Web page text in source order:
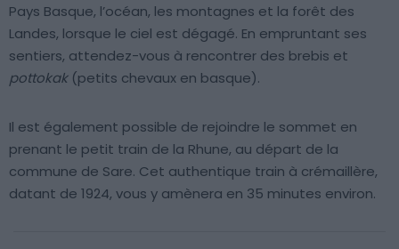
Pays Basque, l’océan, les montagnes et la forêt des
Landes, lorsque le ciel est dégagé. En empruntant ses
sentiers, attendez-vous à rencontrer des brebis et
pottokak(petits chevaux en basque).
Il est également possible de rejoindre le sommet en
prenant le petit train de la Rhune, au départ de la
commune de Sare. Cet authentique train à crémaillère,
datant de 1924, vous y amènera en 35 minutes environ.